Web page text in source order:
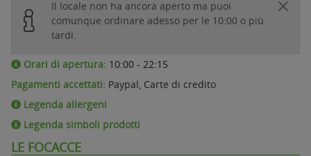
Il locale non ha ancora aperto ma puoi
comunque ordinare adesso per le 10:00 o più
tardi.
Orari di apertura: 10:00 - 22:15
Pagamenti accettati: Paypal, Carte di credito
Legenda allergeni
Legenda simboli prodotti
LE FOCACCE